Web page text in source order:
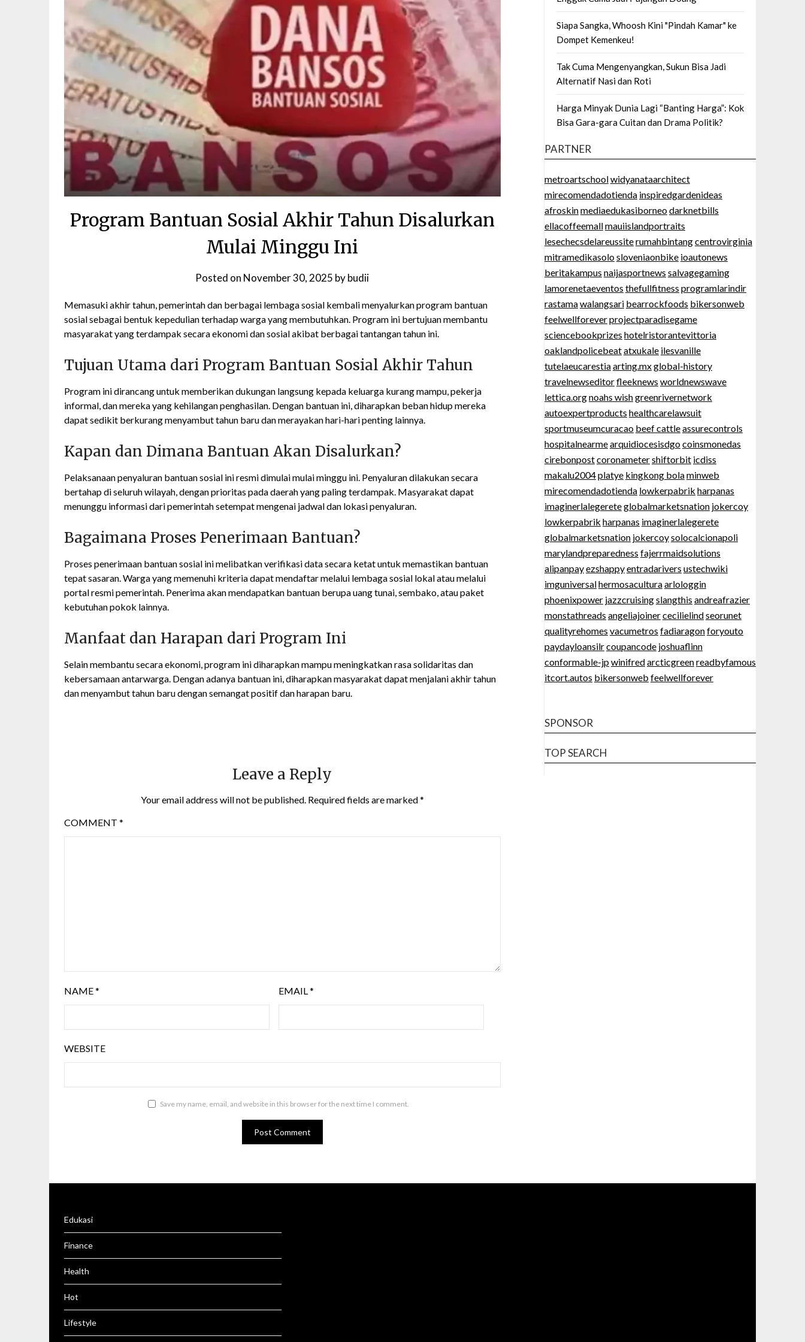
Program Bantuan Sosial Akhir Tahun Disalurkan
Mulai Minggu Ini
Posted on November 30, 2025 bybudii
Memasuki akhir tahun, pemerintah dan berbagai lembaga sosial kembali menyalurkan program bantuan
sosial sebagai bentuk kepedulian terhadap warga yang membutuhkan. Program ini bertujuan membantu
masyarakat yang terdampak secara ekonomi dan sosial akibat berbagai tantangan tahun ini.
Tujuan Utama dari Program Bantuan Sosial Akhir Tahun
Program ini dirancang untuk memberikan dukungan langsung kepada keluarga kurang mampu, pekerja
informal, dan mereka yang kehilangan penghasilan. Dengan bantuan ini, diharapkan beban hidup mereka
dapat sedikit berkurang menyambut tahun baru dan merayakan hari-hari penting lainnya.
Kapan dan Dimana Bantuan Akan Disalurkan?
Pelaksanaan penyaluran bantuan sosial ini resmi dimulai mulai minggu ini. Penyaluran dilakukan secara
bertahap di seluruh wilayah, dengan prioritas pada daerah yang paling terdampak. Masyarakat dapat
menunggu informasi dari pemerintah setempat mengenai jadwal dan lokasi penyaluran.
Bagaimana Proses Penerimaan Bantuan?
Proses penerimaan bantuan sosial ini melibatkan verifikasi data secara ketat untuk memastikan bantuan
tepat sasaran. Warga yang memenuhi kriteria dapat mendaftar melalui lembaga sosial lokal atau melalui
portal resmi pemerintah. Penerima akan mendapatkan bantuan berupa uang tunai, sembako, atau paket
kebutuhan pokok lainnya.
Manfaat dan Harapan dari Program Ini
Selain membantu secara ekonomi, program ini diharapkan mampu meningkatkan rasa solidaritas dan
kebersamaan antarwarga. Dengan adanya bantuan ini, diharapkan masyarakat dapat menjalani akhir tahun
dan menyambut tahun baru dengan semangat positif dan harapan baru.
Leave a Reply
Your email address will not be published. Required fields are marked*
COMMENT *
NAME* EMAIL*
WEBSITE
Save my name, email, and website in this browser for the next time I comment.
Siapa Sangka, Whoosh Kini "Pindah Kamar" ke
Dompet Kemenkeu!
Tak Cuma Mengenyangkan, Sukun Bisa Jadi
Alternatif Nasi dan Roti
Harga Minyak Dunia Lagi “Banting Harga”: Kok
Bisa Gara-gara Cuitan dan Drama Politik?
PARTNER
metroartschoolwidyanataarchitect
mirecomendadotienda inspiredgardenideas
afroskinmediaedukasiborneodarknetbills
ellacoffeemallmauiislandportraits
lesechecsdelareussiterumahbintangcentrovirginia
mitramedikasolosloveniaonbike ioautonews
beritakampus naijasportnews salvagegaming
lamorenetaeventos thefullfitness programlarindir
rastamawalangsari bearrockfoods bikersonweb
feelwellforeverprojectparadisegame
sciencebookprizes hotelristorantevittoria
oaklandpolicebeatatxukale ilesvanille
tutelaeucarestiaarting.mxglobal-history
travelnewseditorfleeknews worldnewswave
lettica.orgnoahs wishgreenrivernetwork
autoexpertproducts healthcarelawsuit
sportmuseumcuracao beef cattleassurecontrols
hospitalnearmearquidiocesisdgocoinsmonedas
cirebonpostcoronametershiftorbit icdiss
makalu2004platye kingkong bolaminweb
mirecomendadotienda lowkerpabrik harpanas
imaginerlalegereteglobalmarketsnation jokercoy
lowkerpabrik harpanas imaginerlalegerete
globalmarketsnation jokercoysolocalcionapoli
marylandpreparedness fajerrmaidsolutions
alipanpayezshappyentradarivers ustechwiki
imguniversalhermosaculturaarlologgin
phoenixpower jazzcruisingslangthis andreafrazier
monstathreads angeliajoinercecilielindseorunet
qualityrehomes vacumetros fadiaragonforyouto
paydayloansilrcoupancode joshuaflinn
conformable-jpwinifredarcticgreenreadbyfamous
itcort.autos bikersonweb feelwellforever
SPONSOR
TOP SEARCH
Edukasi
Finance
Health
Hot
Lifestyle